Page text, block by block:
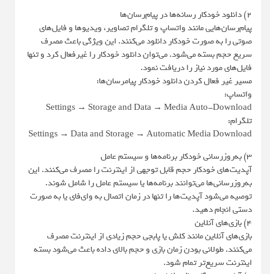
2) دانلود خودکار رسانه‌ها در پیام‌رسان‌ها
پیام‌رسان‌هایی مانند واتساپ و تلگرام تصاویر، ویدیوها و فایل‌های
صوتی را به صورت خودکار دانلود می‌کنند. این ویژگی باعث مصرف
سریع حجم بسته می‌شود. می‌توان دانلود خودکار را غیرفعال کرد و تنها
فایل‌های مورد نیاز را دریافت نمود.
مسیر غیر فعال کردن دانلود خودکار پیامرسان‌ها:
واتساپ:
Settings → Storage and Data → Media Auto-Download
تلگرام:
Settings → Data and Storage → Automatic Media Download
3) به‌روزرسانی خودکار برنامه‌ها و سیستم عامل
آپدیت‌های خودکار حجم قابل توجهی از اینترنت را مصرف می‌کنند. این
به‌روزرسانی‌ها می‌توانند برنامه‌ها یا سیستم عامل را شامل شوند.
توصیه می‌شود آپدیت‌ها را تنها در زمان اتصال به وای‌فای یا به صورت
دستی انجام دهید.
4) بازی‌های آنلاین
بازی‌های آنلاین مانند کلش یا پابجی حجم زیادی از اینترنت مصرف
می‌کنند. طولانی بودن زمان بازی و حجم بالای داده باعث می‌شود بسته
اینترنت سریع‌تر تمام شود.